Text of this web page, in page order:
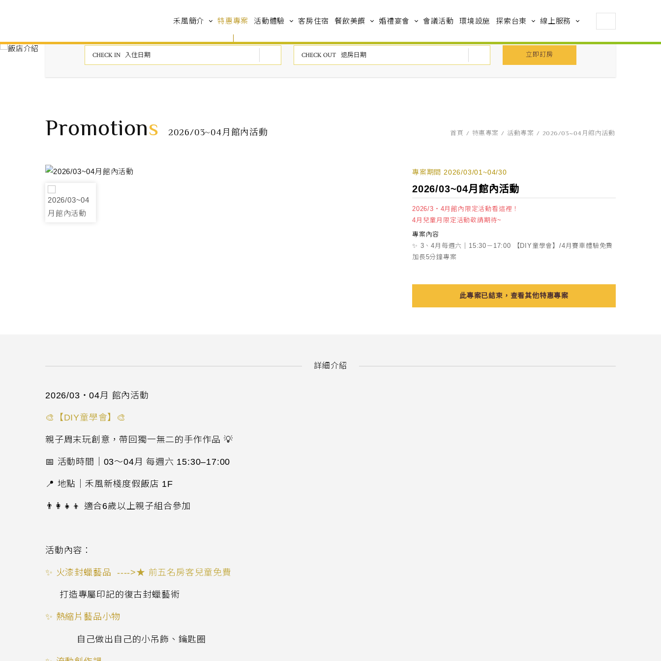
禾風簡介 特惠專案 活動體驗 客房住宿 餐飲美饌 婚禮宴會 會議活動 環境設施 探索台東 線上服務
立即訂房
Promotions 2026/03~04月館內活動 首頁 特惠專案 活動專案 2026/03~04月館內活動
專案期間 2026/03/01~04/30
2026/03~04月館內活動
2026/3・4月館內限定活動看這裡！
4月兒童月限定活動敬請期待~
專案內容
✨ 3、4月每週六｜15:30－17:00 【DIY童學會】/4月賽車體驗免費
加長5分鐘專案
此專案已結束，查看其他特惠專案
詳細介紹
2026/03・04月 館內活動
🎨 【DIY童學會】 🎨
親子周末玩創意，帶回獨一無二的手作作品 💡
📅 活動時間｜ 03～04月 每週六 15:30–17:00
📍 地點｜禾風新棧度假飯店 1F
👨 適合6歲以上親子組合參加
活動內容：
✨ 火漆封蠟藝品 ---->★ 前五名房客兒童免費
打造專屬印記的復古封蠟藝術
✨ 熱縮片藝品小物
自己做出自己的小吊飾、鑰匙圈